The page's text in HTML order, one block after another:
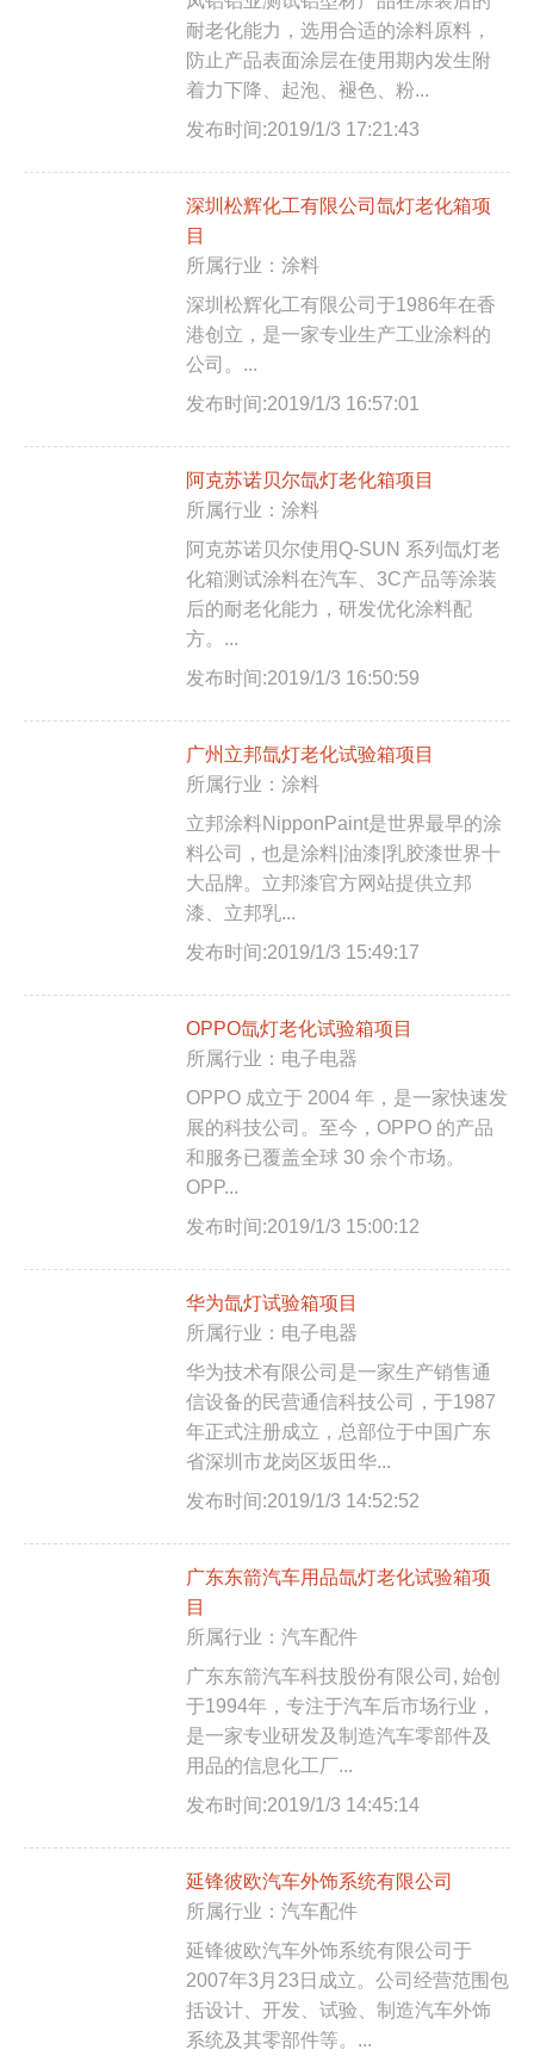
耐老化能力，选用合适的涂料原料，
防止产品表面涂层在使用期内发生附
着力下降、起泡、褪色、粉...
发布时间:2019/1/3 17:21:43
深圳松辉化工有限公司氙灯老化箱项
目
所属行业：涂料
深圳松辉化工有限公司于1986年在香
港创立，是一家专业生产工业涂料的
公司。...
发布时间:2019/1/3 16:57:01
阿克苏诺贝尔氙灯老化箱项目
所属行业：涂料
阿克苏诺贝尔使用Q-SUN 系列氙灯老
化箱测试涂料在汽车、3C产品等涂装
后的耐老化能力，研发优化涂料配
方。...
发布时间:2019/1/3 16:50:59
广州立邦氙灯老化试验箱项目
所属行业：涂料
立邦涂料NipponPaint是世界最早的涂
料公司，也是涂料|油漆|乳胶漆世界十
大品牌。立邦漆官方网站提供立邦
漆、立邦乳...
发布时间:2019/1/3 15:49:17
OPPO氙灯老化试验箱项目
所属行业：电子电器
OPPO 成立于 2004 年，是一家快速发
展的科技公司。至今，OPPO 的产品
和服务已覆盖全球 30 余个市场。
OPP...
发布时间:2019/1/3 15:00:12
华为氙灯试验箱项目
所属行业：电子电器
华为技术有限公司是一家生产销售通
信设备的民营通信科技公司，于1987
年正式注册成立，总部位于中国广东
省深圳市龙岗区坂田华...
发布时间:2019/1/3 14:52:52
广东东箭汽车用品氙灯老化试验箱项
目
所属行业：汽车配件
广东东箭汽车科技股份有限公司, 始创
于1994年，专注于汽车后市场行业，
是一家专业研发及制造汽车零部件及
用品的信息化工厂...
发布时间:2019/1/3 14:45:14
延锋彼欧汽车外饰系统有限公司
所属行业：汽车配件
延锋彼欧汽车外饰系统有限公司于
2007年3月23日成立。公司经营范围包
括设计、开发、试验、制造汽车外饰
系统及其零部件等。...